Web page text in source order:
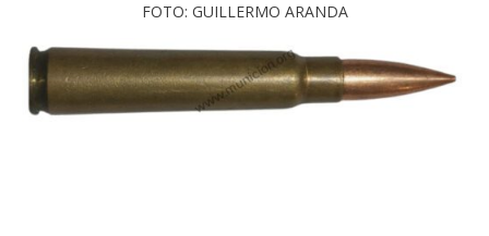
FOTO: GUILLERMO ARANDA